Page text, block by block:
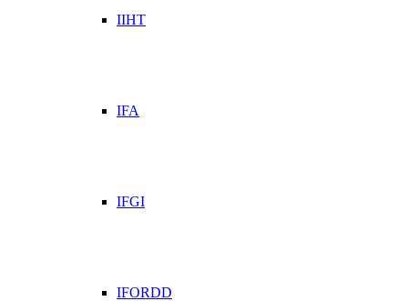
IIHT
IFA
IFGI
IFORDD